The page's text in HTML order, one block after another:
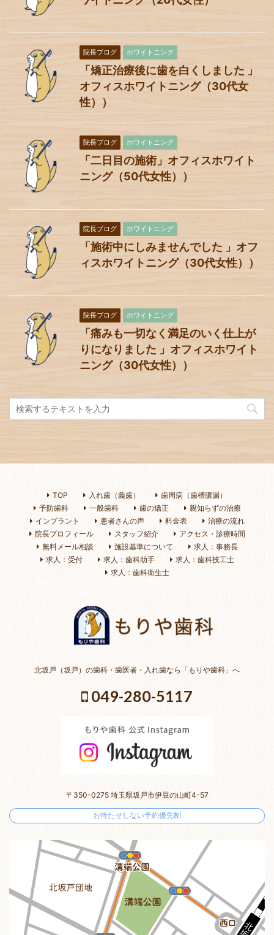
院長ブログ ホワイトニング
「矯正治療後に歯を白くしました 」
オフィスホワイトニング（30代女
性））
院長ブログ ホワイトニング
「二日目の施術」オフィスホワイト
ニング（50代女性））
院長ブログ ホワイトニング
「施術中にしみませんでした 」オフ
ィスホワイトニング（30代女性））
院長ブログ ホワイトニング
「痛みも一切なく満足のいく仕上が
りになりました 」オフィスホワイト
ニング（30代女性））
TOP 入れ歯（義歯）
歯周病（歯槽膿漏）
予防歯科
一般歯科 歯の矯正
親知らずの治療
インプラント
患者さんの声 料金表
治療の流れ
院長プロフィール
スタッフ紹介
アクセス・診療時間
無料メール相談
施設基準について
求人：事務長
求人：受付
求人：歯科助手
求人：歯科技工士
求人：歯科衛生士
北坂戸（坂戸）の歯科・歯医者・入れ歯なら「もりや歯科」へ
049-280-5117
〒350-0275 埼玉県坂戸市伊豆の山町4-57
お待たせしない予約優先制